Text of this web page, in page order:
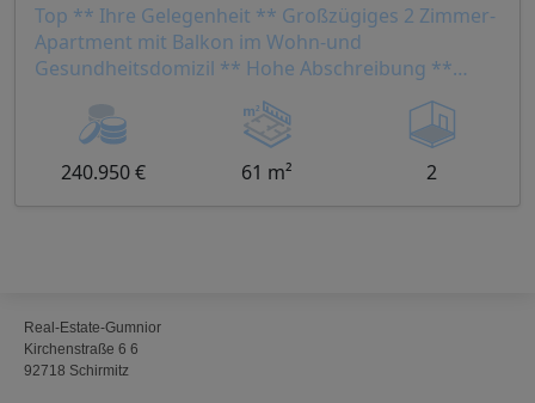
Top ** Ihre Gelegenheit ** Großzügiges 2 Zimmer-
Apartment mit Balkon im Wohn-und
Gesundheitsdomizil ** Hohe Abschreibung **
240.950 € 61 m² 2
Real-Estate-Gumnior
Kirchenstraße 6 6
92718 Schirmitz